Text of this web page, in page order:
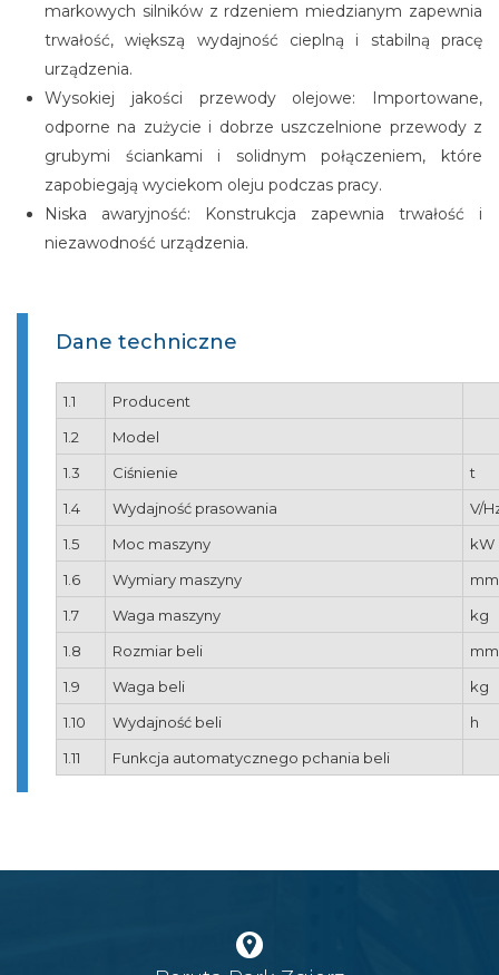
markowych silników z rdzeniem miedzianym zapewnia
trwałość, większą wydajność cieplną i stabilną pracę
urządzenia.
Wysokiej jakości przewody olejowe: Importowane,
odporne na zużycie i dobrze uszczelnione przewody z
grubymi ściankami i solidnym połączeniem, które
zapobiegają wyciekom oleju podczas pracy.
Niska awaryjność: Konstrukcja zapewnia trwałość i
niezawodność urządzenia.
Dane techniczne
1.1
Producent
1.2
Model
1.3
Ciśnienie
t
1.4
Wydajność prasowania
V/
1.5
Moc maszyny
kW
1.6
Wymiary maszyny
mm
1.7
Waga maszyny
kg
1.8
Rozmiar beli
mm
1.9
Waga beli
kg
1.10
Wydajność beli
h
1.11
Funkcja automatycznego pchania beli